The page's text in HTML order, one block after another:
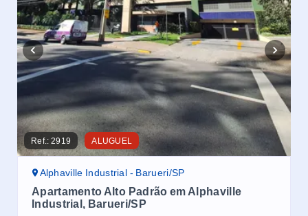
Ref.:2919 ALUGUEL
Alphaville Industrial - Barueri/SP
Apartamento Alto Padrão em Alphaville
Industrial, Barueri/SP